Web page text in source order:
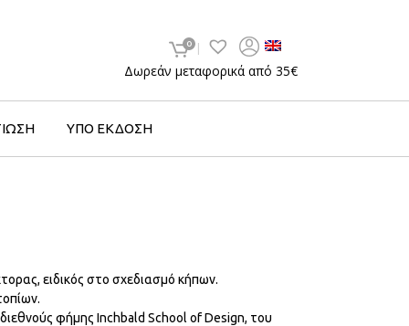
Δωρεάν μεταφορικά από 35€
0
ΥΠΟ ΕΚΔΟΣΗ
ειδικός στο σχεδιασμό κήπων.
φήμης Inchbald School of Design, του